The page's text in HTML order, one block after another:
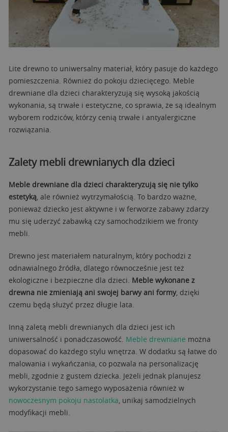
Lite drewno to uniwersalny materiał, który pasuje do każdego
pomieszczenia. Również do pokoju dziecięcego. Meble
drewniane dla dzieci charakteryzują się wysoką jakością
wykonania, są trwałe i estetyczne, co sprawia, że są idealnym
wyborem rodziców, którzy cenią trwałe i antyalergiczne
rozwiązania.
Zalety mebli drewnianych dla dzieci
Meble drewniane dla dzieci charakteryzują się nie tylko
estetyką, ale również wytrzymałością. To bardzo ważne,
ponieważ dziecko jest aktywne i w ferworze zabawy zdarzy
mu się uderzyć zabawką czy samochodzikiem we fronty
mebli.
Drewno jest materiałem naturalnym, który pochodzi z
odnawialnego źródła, dlatego równocześnie jest też
ekologiczne i bezpieczne dla dzieci. Meble wykonane z
drewna nie zmieniają ani swojej barwy ani formy, dzięki
czemu będą służyć przez długie lata.
Inną zaletą mebli drewnianych dla dzieci jest ich
uniwersalność i ponadczasowość. Meble drewniane można
dopasować do każdego stylu wnętrza. W dodatku są łatwe do
malowania i wykańczania, co pozwala na personalizację
mebli, zgodnie z gustem dziecka. Jeżeli jednak planujesz
wykorzystanie tego samego wyposażenia również w
nowoczesnym pokoju nastolatka, unikaj samodzielnych
modyfikacji mebli.